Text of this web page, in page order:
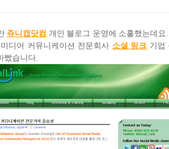
쥬니캡닷컴 개인 블로그 운영에 소홀했는데요
디어 커뮤니케이션 전문회사 소셜 링크 기업
빴습니다.